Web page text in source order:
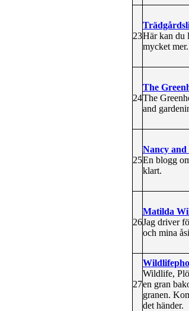
23Här kan du
mycket mer.
24
The
The
and
25
Nancy and
En blogg
klart.
26
Matilda
Jag driver
och mina
27
Wildlife,
en gran
granen.
det händer.